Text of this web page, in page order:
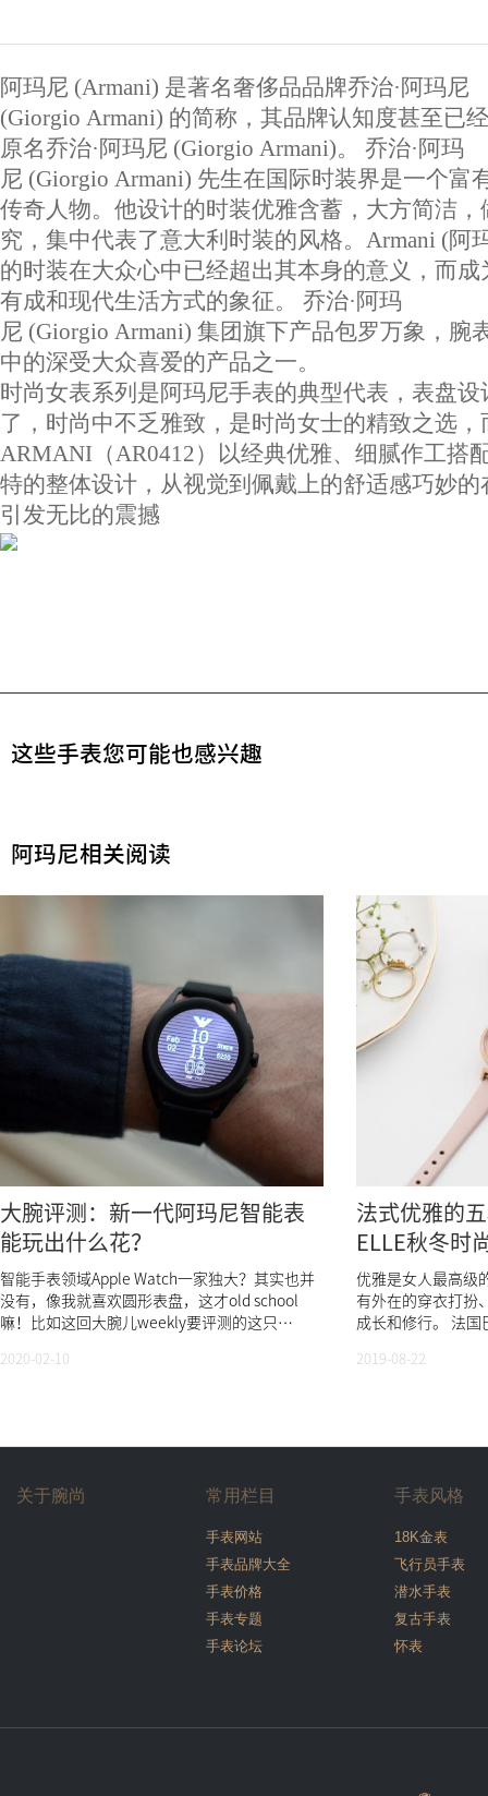
阿玛尼 (Armani) 是著名奢侈品品牌乔治·阿玛尼
(Giorgio Armani) 的简称，其品牌认知度甚至已
原名乔治·阿玛尼 (Giorgio Armani)。 乔治·阿玛
尼 (Giorgio Armani) 先生在国际时装界是一个富
传奇人物。他设计的时装优雅含蓄，大方简洁，
究，集中代表了意大利时装的风格。Armani (阿
的时装在大众心中已经超出其本身的意义，而成
有成和现代生活方式的象征。 乔治·阿玛
尼 (Giorgio Armani) 集团旗下产品包罗万象，腕
中的深受大众喜爱的产品之一。
时尚女表系列是阿玛尼手表的典型代表，表盘设
了，时尚中不乏雅致，是时尚女士的精致之选，
ARMANI（AR0412）以经典优雅、细腻作工搭
特的整体设计，从视觉到佩戴上的舒适感巧妙的
引发无比的震撼
这些手表您可能也感兴趣
阿玛尼相关阅读
大腕评测：新一代阿玛尼智能表
能玩出什么花？
智能手表领域Apple Watch一家独大？其实也并
没有，像我就喜欢圆形表盘，这才old school
嘛！比如这回大腕儿weekly要评测的这只
2020-02-10
法式优雅的
ELLE秋冬时
优雅是女人最高级
有外在的穿衣打扮
成长和修行。 法
2019-08-22
关于腕尚 常用栏目
手表网站
手表品牌大全
手表价格
手表专题
手表论坛
手表风格
18K金表
飞行员手表
潜水手表
复古手表
怀表